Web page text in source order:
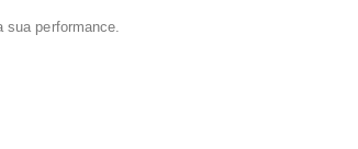
sua performance.